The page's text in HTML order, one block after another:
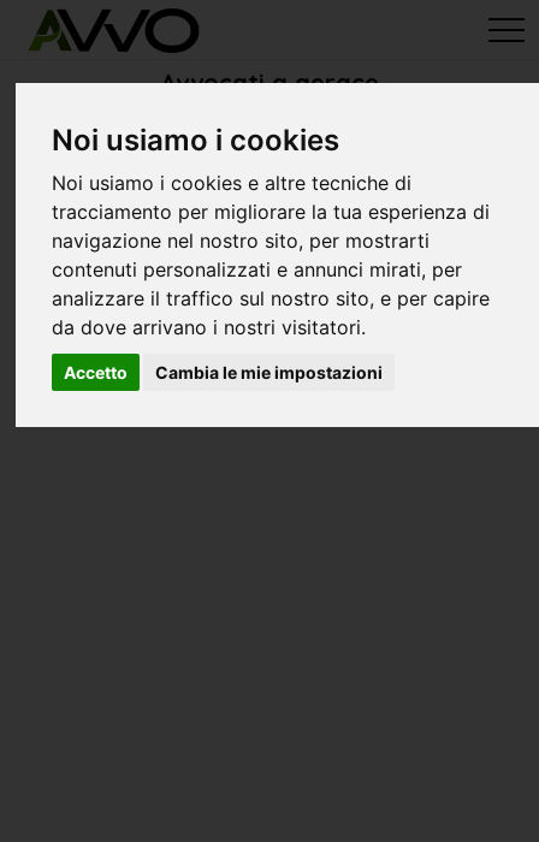
Noi usiamo i cookies
Noi usiamo i cookies e altre tecniche di
tracciamento per migliorare la tua esperienza di
navigazione nel nostro sito, per mostrarti
contenuti personalizzati e annunci mirati, per
analizzare il traffico sul nostro sito, e per capire
da dove arrivano i nostri visitatori.
Accetto Cambia le mie impostazioni
avvo-it>Reggio Calabria
Avvocati a gerace